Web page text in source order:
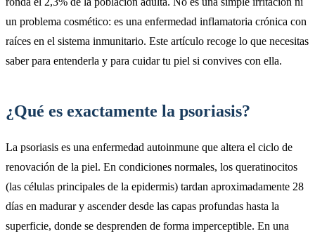
un problema cosmético: es una enfermedad inflamatoria crónica con
raíces en el sistema inmunitario. Este artículo recoge lo que necesitas
saber para entenderla y para cuidar tu piel si convives con ella.
¿Qué es exactamente la psoriasis?
La psoriasis es una enfermedad autoinmune que altera el ciclo de
renovación de la piel. En condiciones normales, los queratinocitos
(las células principales de la epidermis) tardan aproximadamente 28
días en madurar y ascender desde las capas profundas hasta la
superficie, donde se desprenden de forma imperceptible. En una